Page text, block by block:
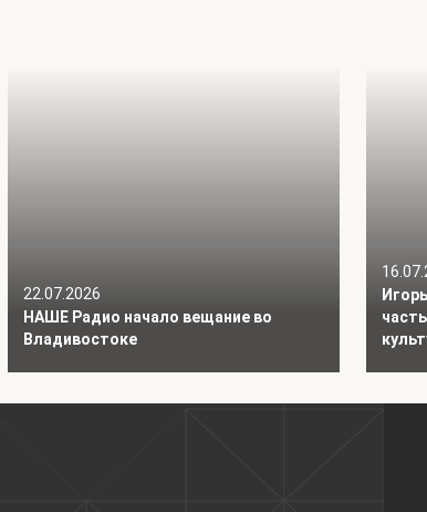
22.07.2026
НАШЕ Радио начало вещание во
Владивостоке